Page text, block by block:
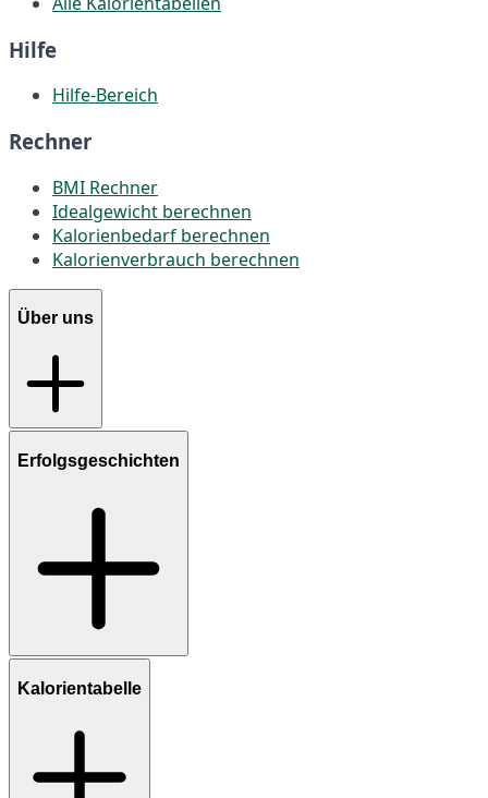
Hilfe
Hilfe-Bereich
Rechner
BMI Rechner
Idealgewicht berechnen
Kalorienbedarf berechnen
Kalorienverbrauch berechnen
Über uns
Erfolgsgeschichten
Kalorientabelle